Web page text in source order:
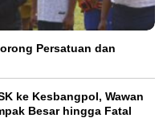
Persatuan dan
ke Kesbangpol, Wawan
Besar hingga Fatal